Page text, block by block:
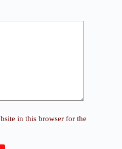
in this browser for the